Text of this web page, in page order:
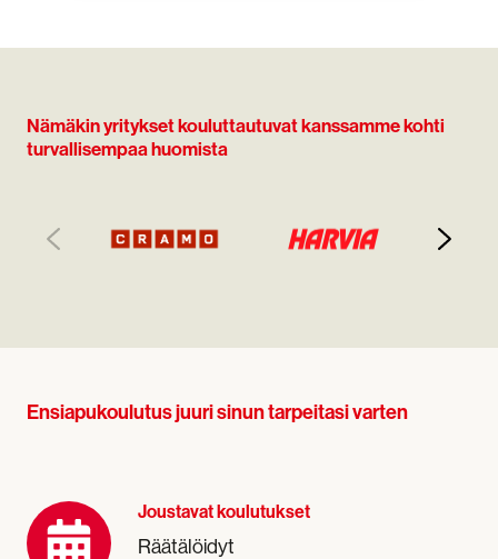
Nämäkin yritykset kouluttautuvat kanssamme kohti
turvallisempaa huomista
Ensiapukoulutus juuri sinun tarpeitasi varten
Joustavat koulutukset
Räätälöidyt
Joustavat
koulutukset